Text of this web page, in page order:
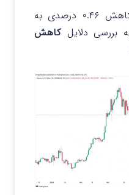
سلطه bitcoin به بازار با کاهش ۰.۴۶ درصدی به
کاهش